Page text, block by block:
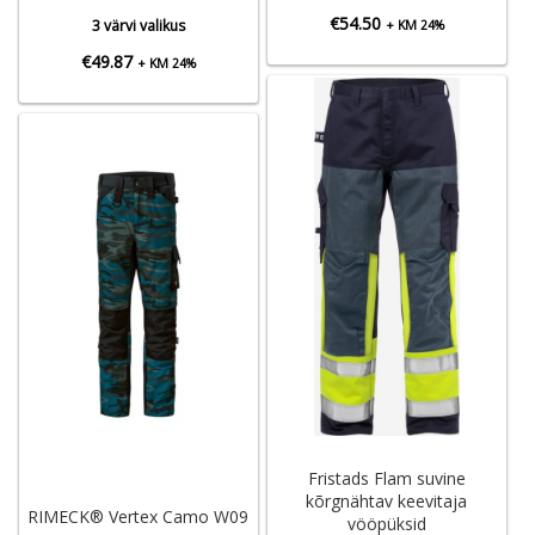
€54.50 + KM 24%
3 värvi valikus
€49.87 + KM 24%
Fristads Flam suvine
kõrgnähtav keevitaja
vööpüksid
RIMECK® Vertex Camo W09